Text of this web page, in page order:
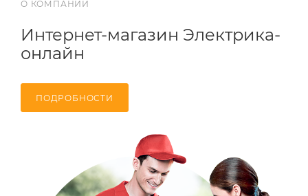
О КОМПАНИИ
Интернет-магазин Электрика-
онлайн
ПОДРОБНОСТИ